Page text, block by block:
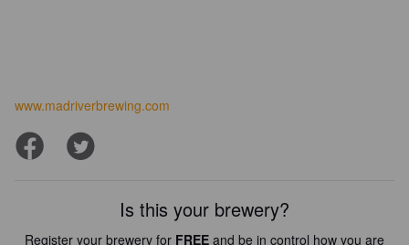
www.madriverbrewing.com
Is this your brewery?
Register your brewery for FREE and be in control how you are